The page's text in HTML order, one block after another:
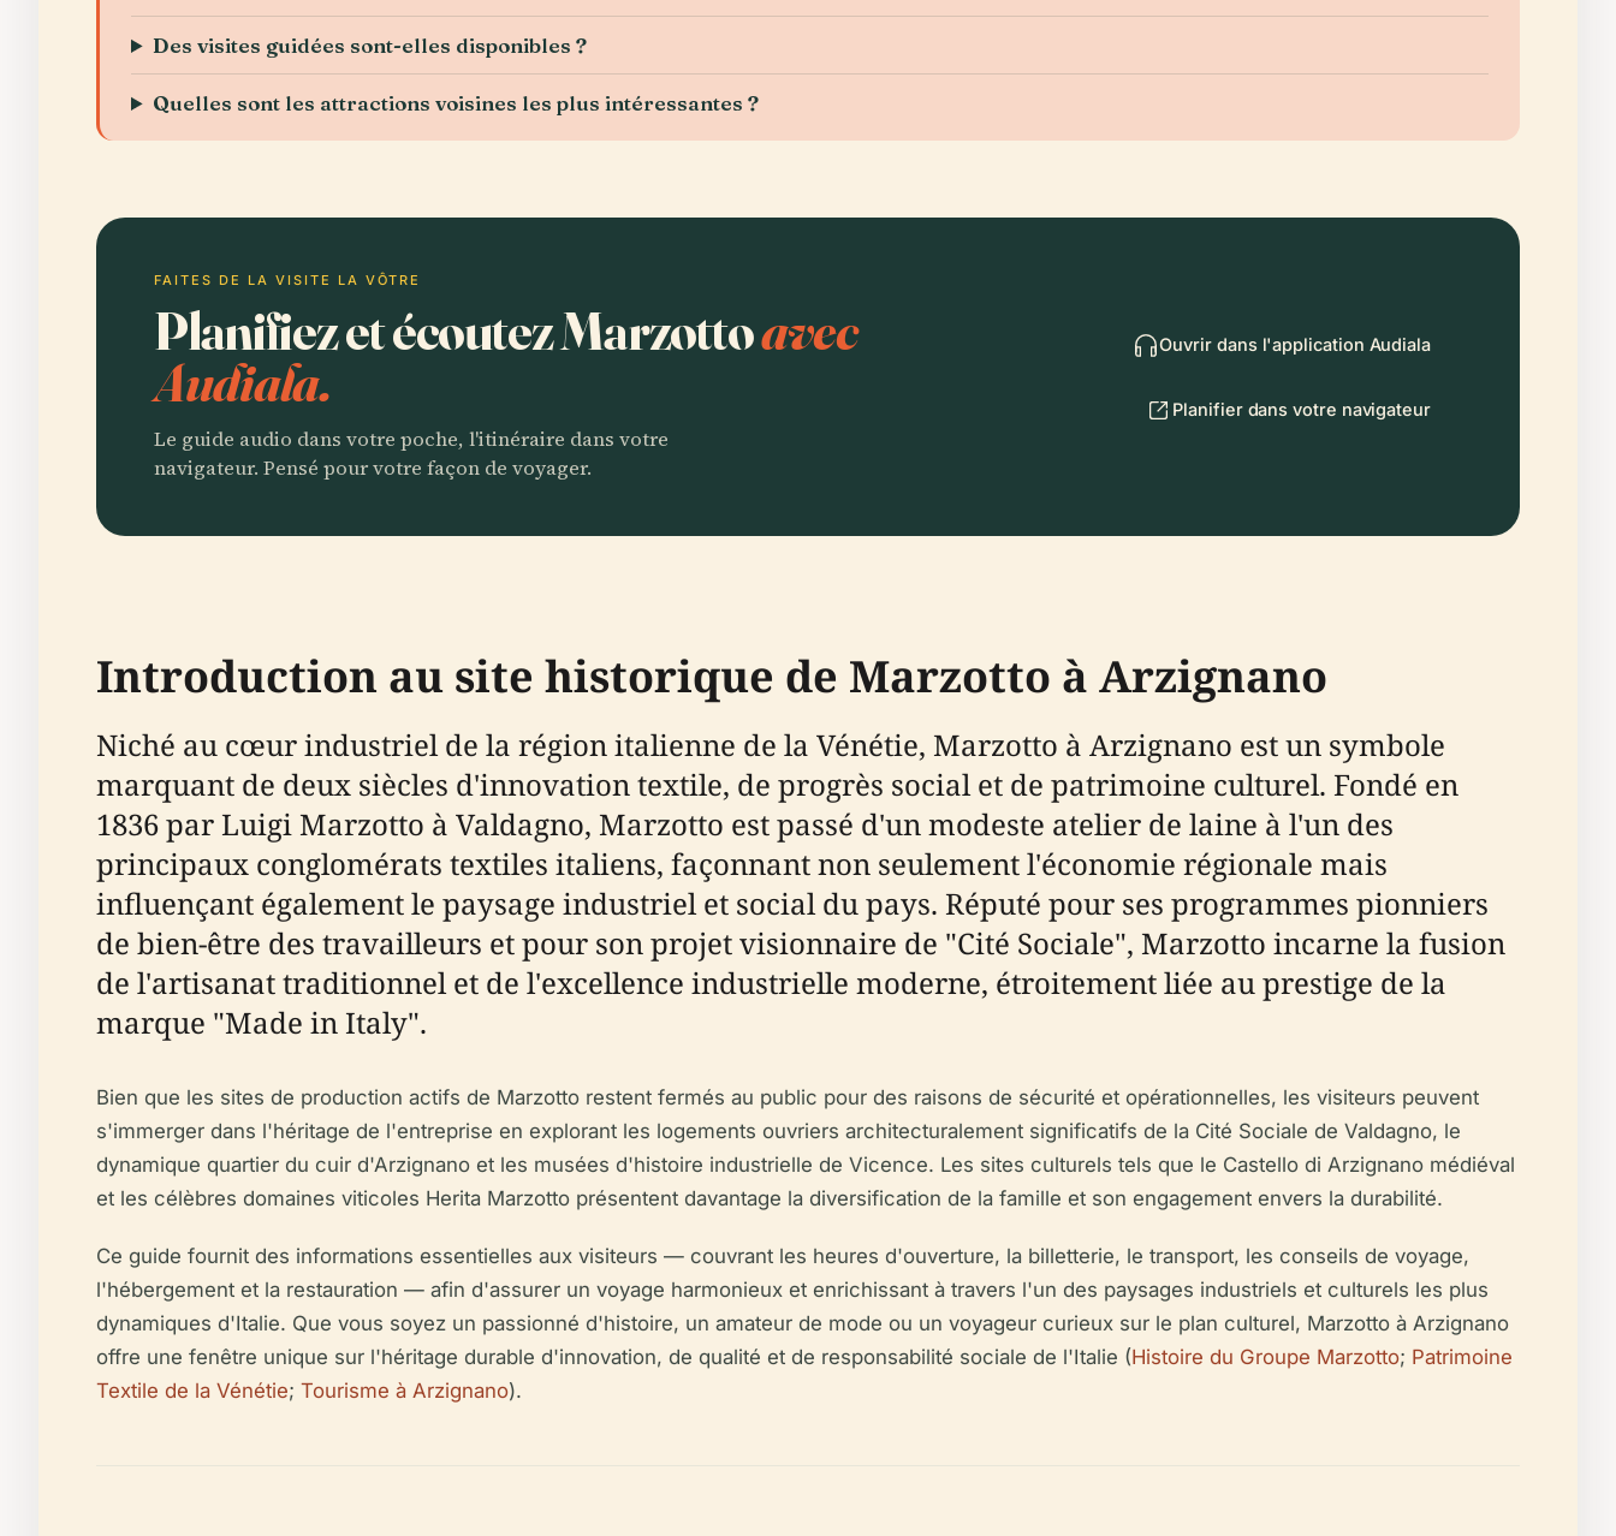
Des visites guidées sont-elles disponibles ?
Quelles sont les attractions voisines les plus intéressantes ?
FAITES DE LA VISITE LA VÔTRE
Planifiez et écoutez Marzottoavec
Audiala.
Le guide audio dans votre poche, l'itinéraire dans votre
navigateur. Pensé pour votre façon de voyager.
Ouvrir dans l'application Audiala
Planifier dans votre navigateur
Introduction au site historique de Marzotto à Arzignano
Niché au cœur industriel de la région italienne de la Vénétie, Marzotto à Arzignano est un symbole
marquant de deux siècles d'innovation textile, de progrès social et de patrimoine culturel. Fondé en
1836 par Luigi Marzotto à Valdagno, Marzotto est passé d'un modeste atelier de laine à l'un des
principaux conglomérats textiles italiens, façonnant non seulement l'économie régionale mais
influençant également le paysage industriel et social du pays. Réputé pour ses programmes pionniers
de bien-être des travailleurs et pour son projet visionnaire de "Cité Sociale", Marzotto incarne la fusion
de l'artisanat traditionnel et de l'excellence industrielle moderne, étroitement liée au prestige de la
marque "Made in Italy".
Bien que les sites de production actifs de Marzotto restent fermés au public pour des raisons de sécurité et opérationnelles, les visiteurs peuvent
s'immerger dans l'héritage de l'entreprise en explorant les logements ouvriers architecturalement significatifs de la Cité Sociale de Valdagno, le
dynamique quartier du cuir d'Arzignano et les musées d'histoire industrielle de Vicence. Les sites culturels tels que le Castello di Arzignano médiéval
et les célèbres domaines viticoles Herita Marzotto présentent davantage la diversification de la famille et son engagement envers la durabilité.
Ce guide fournit des informations essentielles aux visiteurs — couvrant les heures d'ouverture, la billetterie, le transport, les conseils de voyage,
l'hébergement et la restauration — afin d'assurer un voyage harmonieux et enrichissant à travers l'un des paysages industriels et culturels les plus
dynamiques d'Italie. Que vous soyez un passionné d'histoire, un amateur de mode ou un voyageur curieux sur le plan culturel, Marzotto à Arzignano
offre une fenêtre unique sur l'héritage durable d'innovation, de qualité et de responsabilité sociale de l'Italie (Histoire du Groupe Marzotto; Patrimoine
Textile de la Vénétie; Tourisme à Arzignano).